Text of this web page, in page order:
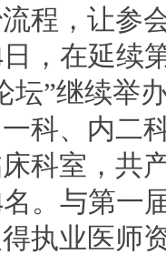
程，让参
日，在延续
坛”继续举
科、内二
科室，共
。与第一
执业医师